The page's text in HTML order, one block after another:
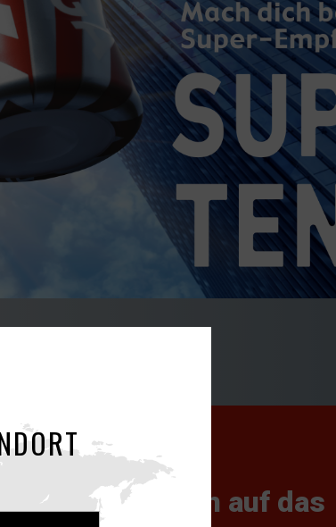
allen Elementen auf das